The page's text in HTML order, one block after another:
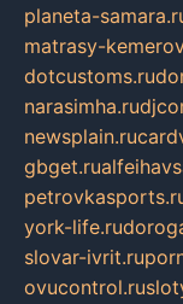
planeta-
matrasy-
dotcustoms.ru
narasimha.ru
newsplain.ru
gbget.ru
york-life.ru
slovar-ivrit.ru
ovucontrol.ru